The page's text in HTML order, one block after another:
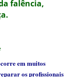
falência,
em muitos
os profissionais